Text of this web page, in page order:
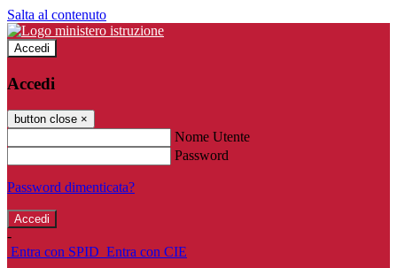
Salta al contenuto
Accedi
Accedi
button close ×
Nome Utente
Password
Password dimenticata?
-
Entra con SPID Entra con CIE